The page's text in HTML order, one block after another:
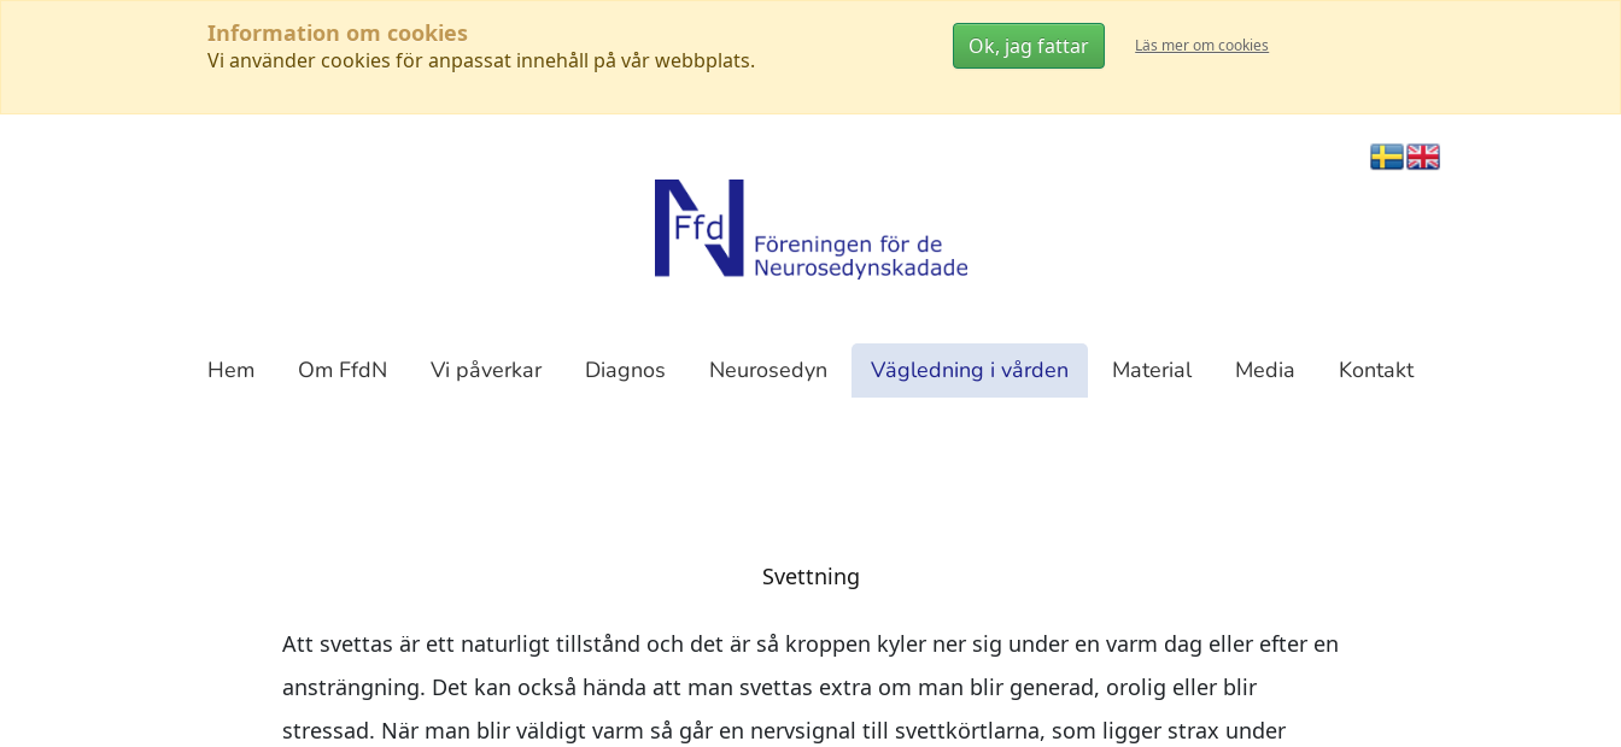
Information om cookies
Vi använder cookies för anpassat innehåll på vår webbplats.
Ok, jag fattar Läs mer om cookies
Hem Om FfdN Vi påverkar Diagnos Neurosedyn Vägledning i vården Material Media Kontakt
Svettning
Att svettas är ett naturligt tillstånd och det är så kroppen kyler ner sig under en varm dag eller efter en
ansträngning. Det kan också hända att man svettas extra om man blir generad, orolig eller blir
stressad. När man blir väldigt varm så går en nervsignal till svettkörtlarna, som ligger strax under